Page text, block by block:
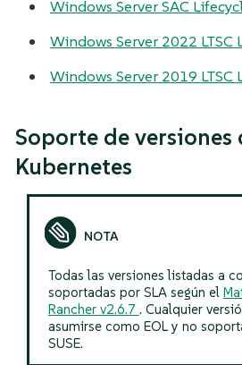
Windows Server SAC
Windows Server 2022 LTSC
Windows Server 2019 LTSC
Soporte de versiones
Kubernetes
Todas las versiones listadas a
soportadas por SLA según el
Rancher v2.6.7 . Cualquier
asumirse como EOL y no
SUSE.